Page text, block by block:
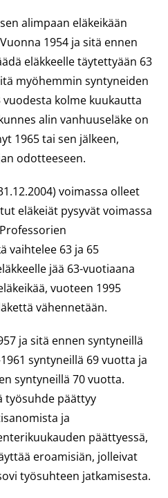
alimpaan eläkeikään
1954 ja sitä ennen
eläkkeelle täytettyään 63
myöhemmin syntyneiden
kolme kuukautta
alin vanhuuseläke on
1965 tai sen jälkeen,
odotteeseen.
voimassa olleet
eläkeiät pysyvät voimassa
vaihtelee 63 ja 65
jää 63-vuotiaana
vuoteen 1995
vähennetään.
ja sitä ennen syntyneillä
syntyneillä 69 vuotta ja
syntyneillä 70 vuotta.
työsuhde päättyy
ja
päättyessä,
eroamisiän, jolleivat
työsuhteen jatkamisesta.